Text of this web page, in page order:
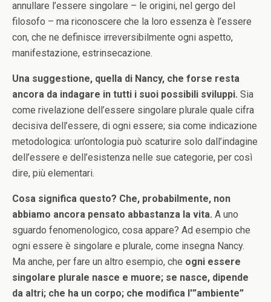
annullare l’essere singolare – le origini, nel gergo del
filosofo – ma riconoscere che la loro essenza è l’essere
con, che ne definisce irreversibilmente ogni aspetto,
manifestazione, estrinsecazione.
Una suggestione, quella di Nancy, che forse resta
ancora da indagare in tutti i suoi possibili sviluppi. Sia
come rivelazione dell’essere singolare plurale quale cifra
decisiva dell’essere, di ogni essere; sia come indicazione
metodologica: un’ontologia può scaturire solo dall’indagine
dell’essere e dell’esistenza nelle sue categorie, per così
dire, più elementari.
Cosa significa questo? Che, probabilmente, non
abbiamo ancora pensato abbastanza la vita. A uno
sguardo fenomenologico, cosa appare? Ad esempio che
ogni essere è singolare e plurale, come insegna Nancy.
Ma anche, per fare un altro esempio, che ogni essere
singolare plurale nasce e muore; se nasce, dipende
da altri; che ha un corpo; che modifica l'”ambiente”